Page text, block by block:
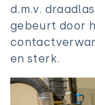
d.m.v.
gebeurt door
en sterk.